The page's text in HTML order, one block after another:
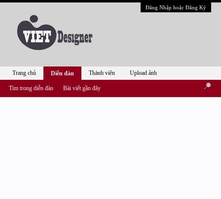
Đăng Nhập hoặc Đăng Ký
Trang chủ Diễn đàn
Tìm trong diễn đàn Bài viết gần đây
Thành viên Upload ảnh